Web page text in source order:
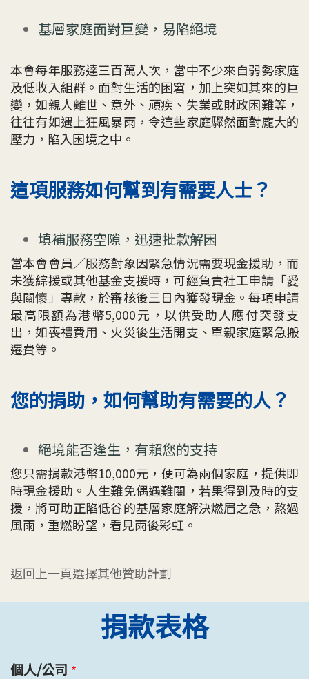
基層家庭面對巨變，易陷絕境
本會每年服務達三百萬人次，當中不少來自弱勢家庭
及低收入組群。面對生活的困窘，加上突如其來的巨
變，如親人離世、意外、頑疾、失業或財政困難等，
往往有如遇上狂風暴雨，令這些家庭驟然面對龐大的
壓力，陷入困境之中。
這項服務如何幫到有需要人士？
填補服務空隙，迅速批款解困
當本會會員／服務對象因緊急情況需要現金援助，而
未獲綜援或其他基金支援時，可經負責社工申請「愛
與關懷」專款，於審核後三日內獲發現金。每項申請
最高限額為港幣5,000元，以供受助人應付突發支
出，如喪禮費用、火災後生活開支、單親家庭緊急搬
遷費等。
您的捐助，如何幫助有需要的人？
絕境能否逢生，有賴您的支持
您只需捐款港幣10,000元，便可為兩個家庭，提供即
時現金援助。人生難免偶遇難關，若果得到及時的支
援，將可助正陷低谷的基層家庭解決燃眉之急，熬過
風雨，重燃盼望，看見雨後彩虹。
返回上一頁選擇其他贊助計劃
捐款表格
個人/公司